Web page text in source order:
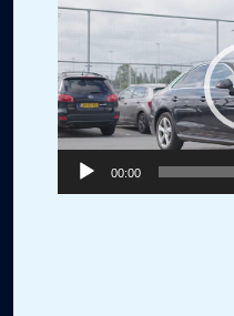
00:00